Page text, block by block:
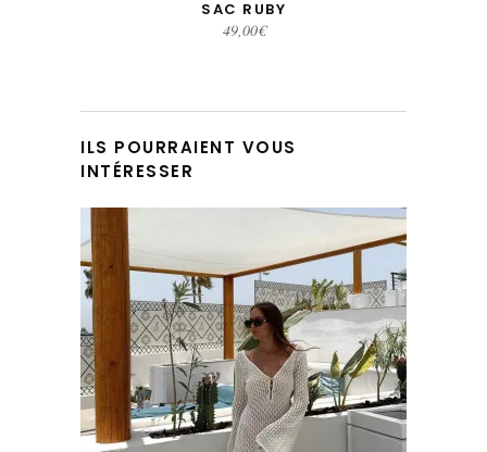
SAC RUBY
49,00€
ILS POURRAIENT VOUS
INTÉRESSER
Ce produit a plusieurs variations. Les options peuvent être choisies sur la page du produit